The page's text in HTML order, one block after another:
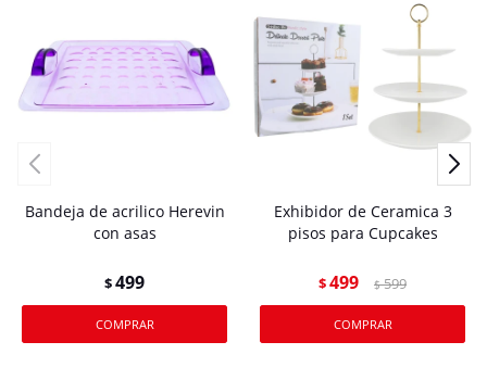
Bandeja de acrilico Herevin
con asas
$499
Exhibidor de Ceramica 3
pisos para Cupcakes
$499 $ 599